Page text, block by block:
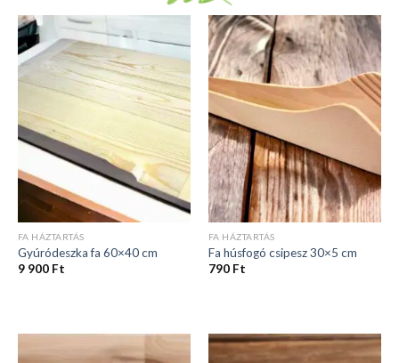
FA HÁZTARTÁS
Gyúródeszka fa 60×40 cm
9 900 Ft
FA HÁZTARTÁS
Fa húsfogó csipesz 30×5 cm
790 Ft